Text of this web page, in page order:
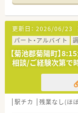
レベルに応じ
けた研修内容を
■実務経験が無
グラムがあるの
■社員教育に関
マ別研修があり
ます。
■がん専門薬
しており、症
■自社開発の
うに1社員1ID
＜こんな店舗
■病院門前で整
す。
■1日60枚程の
■薬剤師会への
す。
更新日： 2026/06/23
パート・アルバイト
【菊池郡菊陽町】
相談/ご経験次第で
駅チカ 残業なし(ほ